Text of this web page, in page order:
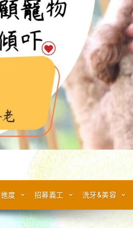
度 招募義工 洗牙&美容